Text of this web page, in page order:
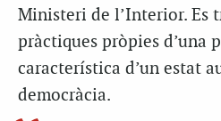
Ministeri de l’Interior. Es
pràctiques pròpies d’una
característica d’un estat
democràcia.